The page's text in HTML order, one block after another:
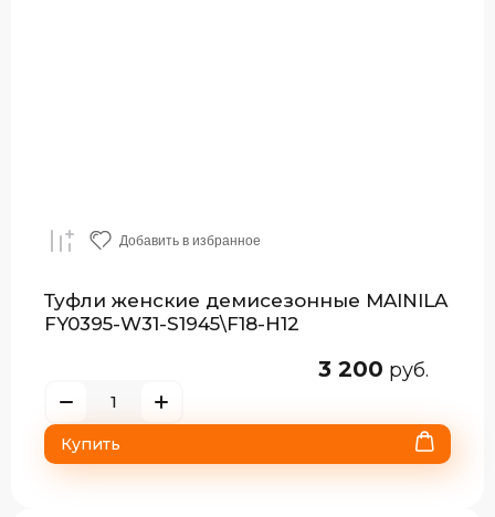
Добавить в избранное
Туфли женские демисезонные MAINILA
FY0395-W31-S1945\F18-H12
3 200 руб.
Купить